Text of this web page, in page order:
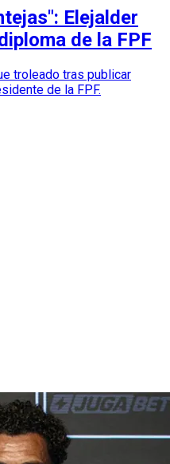
Elejalder
de la FPF
troleado tras publicar
de la FPF.